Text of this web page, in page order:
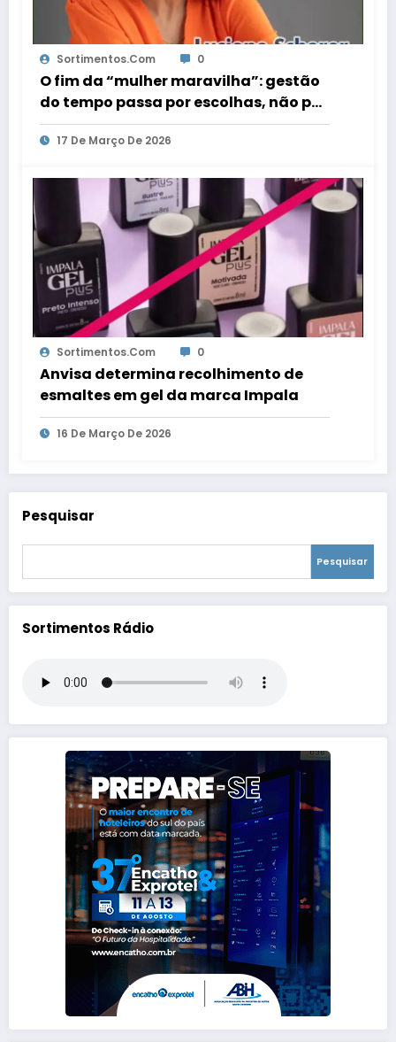
Sortimentos.com 0
O fim da “mulher maravilha”: gestão
do tempo passa por escolhas, não por
perfeição
17 De Março De 2026
Sortimentos.com 0
Anvisa determina recolhimento de
esmaltes em gel da marca Impala
16 De Março De 2026
Pesquisar
Pesquisar
Sortimentos Rádio